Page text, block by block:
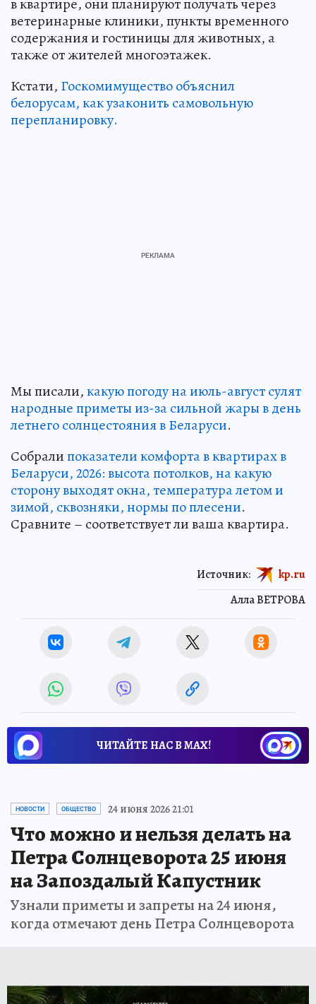
ветеринарные клиники, пункты временного
содержания и гостиницы для животных, а
также от жителей многоэтажек.
Кстати, Госкомимущество объяснил
белорусам, как узаконить самовольную
перепланировку.
Мы писали,какую погоду на июль-август сулят
народные приметы из-за сильной жары в день
летнего солнцестояния в Беларуси.
Собралипоказатели комфорта в квартирах в
Беларуси, 2026: высота потолков, на какую
сторону выходят окна, температура летом и
зимой, сквозняки, нормы по плесени.
Сравните – соответствует ли ваша квартира.
Алла ВЕТРОВА
Источник: kp.ru
ЧИТАЙТЕ НАС В МАХ!
НОВОСТИ ОБЩЕСТВО 24 июня 2026 21:01
Что можно и нельзя делать на
Петра Солнцеворота 25 июня
на Запоздалый Капустник
Узнали приметы и запреты на 24 июня,
когда отмечают день Петра Солнцеворота